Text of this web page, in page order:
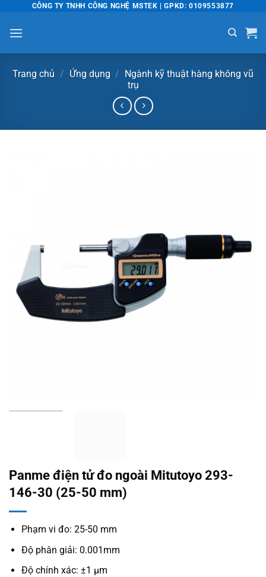
nội
dung
CÔNG TY TNHH CÔNG NGHỆ MSTEK | GPKD: 0109553877
Trang chủ / Ứng dụng / Ngành kỹ thuật hàng không vũ
trụ
Panme điện tử đo ngoài Mitutoyo 293-
146-30 (25-50 mm)
Phạm vi đo: 25-50 mm
Độ phân giải: 0.001mm
Độ chính xác: ±1 μm